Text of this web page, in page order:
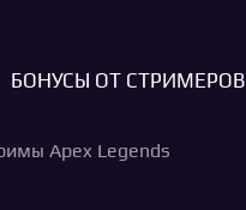
БОНУСЫ ОТ СТРИМЕРОВ
Apex Legends